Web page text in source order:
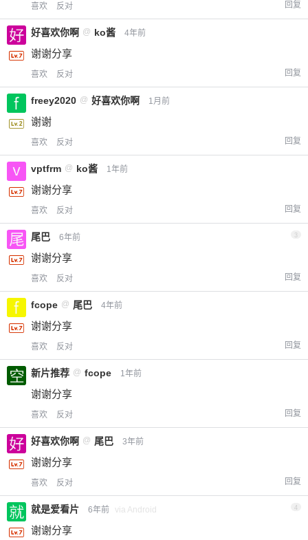
喜欢 反对 回复
好喜欢你啊 @ ko酱 4年前
谢谢分享
喜欢 反对 回复
freey2020 @ 好喜欢你啊 1月前
谢谢
喜欢 反对 回复
vptfrm @ ko酱 1年前
谢谢分享
喜欢 反对 回复
尾巴 6年前 3
谢谢分享
喜欢 反对 回复
fcope @ 尾巴 4年前
谢谢分享
喜欢 反对 回复
新片推荐 @ fcope 1年前
谢谢分享
喜欢 反对 回复
好喜欢你啊 @ 尾巴 3年前
谢谢分享
喜欢 反对 回复
就是爱看片 6年前 via Android 4
谢谢分享